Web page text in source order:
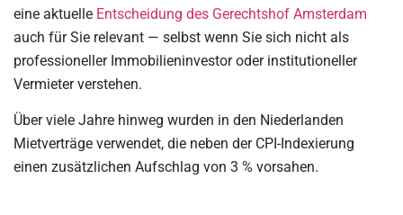
eine aktuelle Entscheidung des Gerechtshof Amsterdam
auch für Sie relevant — selbst wenn Sie sich nicht als
professioneller Immobilieninvestor oder institutioneller
Vermieter verstehen.
Über viele Jahre hinweg wurden in den Niederlanden
Mietverträge verwendet, die neben der CPI-Indexierung
einen zusätzlichen Aufschlag von 3 % vorsahen.